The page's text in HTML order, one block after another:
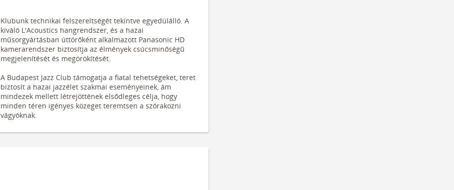
Klubunk technikai felszereltségét tekintve egyedülálló. A
kiváló L'Acoustics hangrendszer, és a hazai
műsorgyártásban úttörőként alkalmazott Panasonic HD
kamerarendszer biztosítja az élmények csúcsminőségű
megjelenítését és megörökítését.
A Budapest Jazz Club támogatja a fiatal tehetségeket, teret
biztosít a hazai jazzélet szakmai eseményeinek, ám
mindezek mellett létrejöttének elsődleges célja, hogy
minden téren igényes közeget teremtsen a szórakozni
vágyóknak.